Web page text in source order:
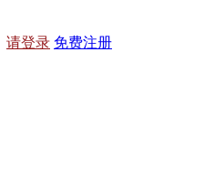
请登录 免费注册